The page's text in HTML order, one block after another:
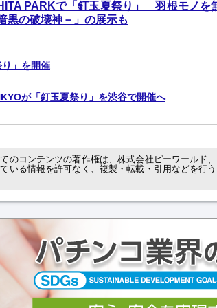
PARKで「釘玉夏祭り」 羽根モノを
黒の破壊神－」の展示も
」を開催
が「釘玉夏祭り」を渋谷で開催へ
のコンテンツの著作権は、株式会社ピーワールド
いる情報を許可なく、複製・転載・引用などを行